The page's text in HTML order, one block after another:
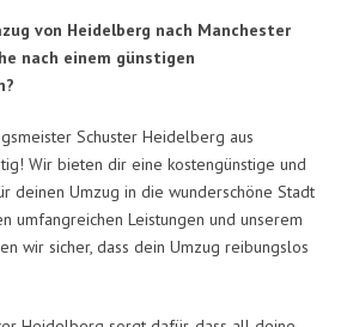
von Heidelberg nach Manchester
nach einem günstigen
Schuster Heidelberg aus
Wir bieten dir eine kostengünstige und
deinen Umzug in die wunderschöne Stadt
umfangreichen Leistungen und unserem
wir sicher, dass dein Umzug reibungslos